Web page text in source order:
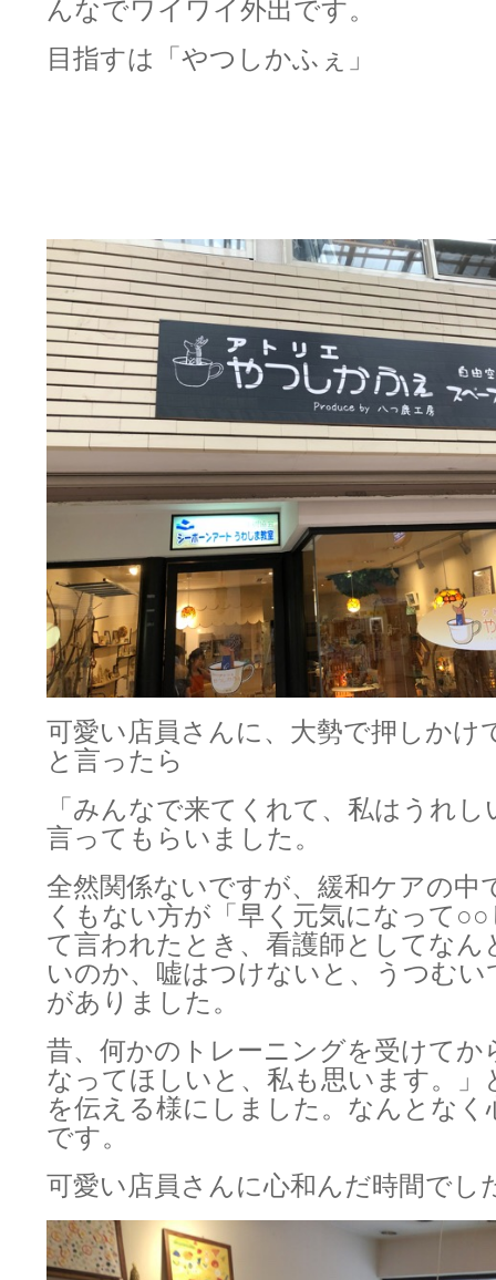
んなでワイワイ外出です。
目指すは「やつしかふぇ」
可愛い店員さんに、大勢で押しかけ
と言ったら
「みんなで来てくれて、私はうれ
言ってもらいました。
全然関係ないですが、緩和ケアの中
くもない方が「早く元気になって
て言われたとき、看護師としてなん
いのか、嘘はつけないと、うつむ
がありました。
昔、何かのトレーニングを受けてか
なってほしいと、私も思います。」
を伝える様にしました。なんとなく
です。
可愛い店員さんに心和んだ時間でし